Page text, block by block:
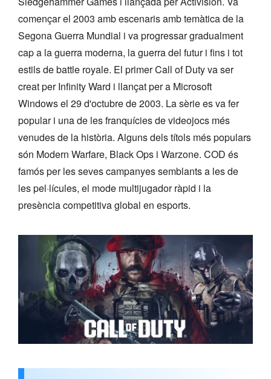
començar el 2003 amb escenaris amb temàtica de la
Segona Guerra Mundial i va progressar gradualment
cap a la guerra moderna, la guerra del futur i fins i tot
estils de battle royale. El primer Call of Duty va ser
creat per Infinity Ward i llançat per a Microsoft
Windows el 29 d'octubre de 2003. La sèrie es va fer
popular i una de les franquícies de videojocs més
venudes de la història. Alguns dels títols més populars
són Modern Warfare, Black Ops i Warzone. COD és
famós per les seves campanyes semblants a les de
les pel·lícules, el mode multijugador ràpid i la
presència competitiva global en esports.